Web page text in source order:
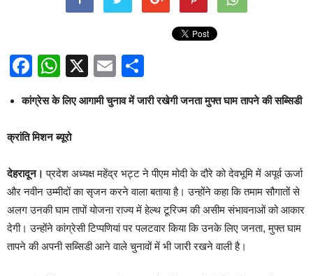
Facebook
WhatsApp
X Email
कांग्रेस के लिए आगामी चुनाव में जारी रखेगी जनता मुफ्त घाम तापने की सब्सिडी
क्रांति मिशन ब्यूरो
देहरादून। प्रदेश अध्यक्ष महेंद्र भट्ट ने पीएम मोदी के दौरे को देवभूमि में अपूर्व ऊर्जा
और नवीन उम्मीदों का सृजन करने वाला बताया है। उन्होंने कहा कि तमाम सौगातों से
अलग उनकी घाम तापों योजना राज्य में हेल्थ टूरिज्म की असीम संभावनाओं को आकार
देगी। उन्होंने कांग्रेसी टिप्पणियां पर पलटवार किया कि उनके लिए जनता, मुफ्त घाम
तापने की अपनी सब्सिडी आने वाले चुनावों में भी जारी रखने वाली है।